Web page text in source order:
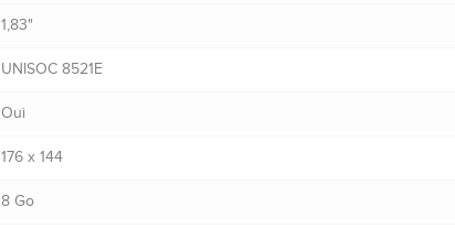
1,83"
UNISOC 8521E
Oui
176 x 144
8 Go